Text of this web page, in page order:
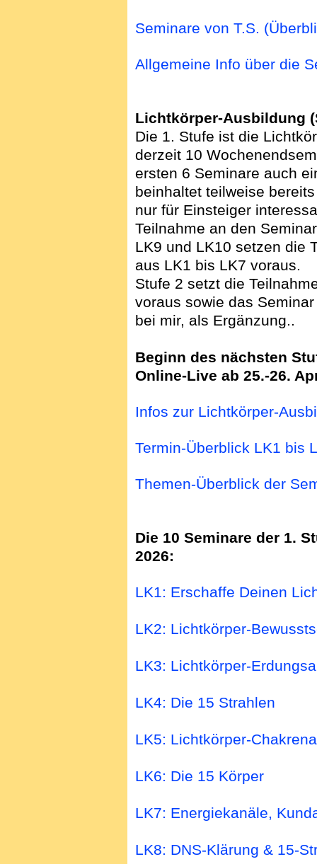
Seminare von T.S.
Allgemeine Info über die
Lichtkörper-Ausbildung
Die 1. Stufe ist die
derzeit 10
ersten 6 Seminare auch
beinhaltet teilweise
nur für Einsteiger
Teilnahme an den
LK9 und LK10 setzen die
aus LK1 bis LK7 voraus.
Stufe 2 setzt die
voraus sowie das
bei mir, als Ergänzung..
Beginn des nächsten
Online-Live ab 25.-26.
Infos zur Lichtkörper-
Termin-Überblick LK1 bis
Themen-Überblick der
Die 10 Seminare der 1.
2026:
LK1: Erschaffe Deinen
LK2: Lichtkörper-
LK3: Lichtkörper-
LK4: Die 15 Strahlen
LK5: Lichtkörper-
LK6: Die 15 Körper
LK7: Energiekanäle,
LK8: DNS-Klärung & 15-